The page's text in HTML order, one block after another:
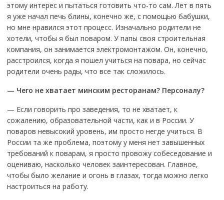
этому интерес и пытаться готовить что-то сам. Лет в пять
я уже начал печь блины, конечно же, с помощью бабушки,
но мне нравился этот процесс. Изначально родители не
хотели, чтобы я был поваром. У папы своя строительная
компания, он занимается электромонтажом. Он, конечно,
расстроился, когда я пошел учиться на повара, но сейчас
родители очень рады, что все так сложилось.
— Чего не хватает минским ресторанам? Персоналу?
— Если говорить про заведения, то не хватает, к
сожалению, образовательной части, как и в России. У
поваров невысокий уровень, им просто негде учиться. В
России та же проблема, поэтому у меня нет завышенных
требований к поварам, я просто провожу собеседование и
оцениваю, насколько человек заинтересован. Главное,
чтобы было желание и огонь в глазах, тогда можно легко
настроиться на работу.